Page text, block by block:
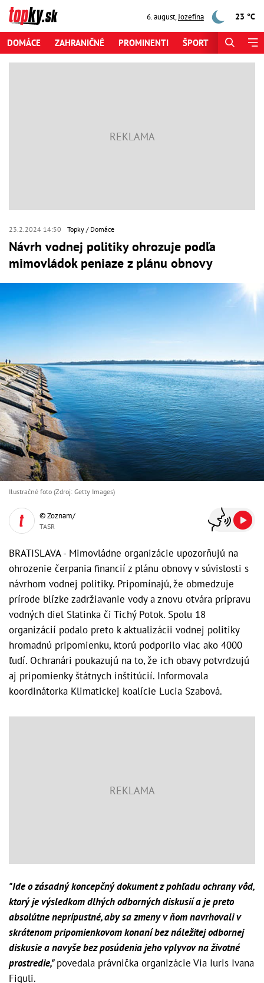
6. august,Jozefína 23 °C
DOMÁCE ZAHRANIČNÉ PROMINENTI ŠPORT
23.2.2024 14:50 Topky Domáce
Návrh vodnej politiky ohrozuje podľa
mimovládok peniaze z plánu obnovy
Ilustračné foto (Zdroj: Getty Images)
© Zoznam/
TASR
BRATISLAVA - Mimovládne organizácie upozorňujú na
ohrozenie čerpania financií z plánu obnovy v súvislosti s
návrhom vodnej politiky. Pripomínajú, že obmedzuje
prírode blízke zadržiavanie vody a znovu otvára prípravu
vodných diel Slatinka či Tichý Potok. Spolu 18
organizácií podalo preto k aktualizácii vodnej politiky
hromadnú pripomienku, ktorú podporilo viac ako 4000
ľudí. Ochranári poukazujú na to, že ich obavy potvrdzujú
aj pripomienky štátnych inštitúcií. Informovala
koordinátorka Klimatickej koalície Lucia Szabová.
"Ide o zásadný koncepčný dokument z pohľadu ochrany vôd,
ktorý je výsledkom dlhých odborných diskusií a je preto
absolútne neprípustné, aby sa zmeny v ňom navrhovali v
skrátenom pripomienkovom konaní bez náležitej odbornej
diskusie a navyše bez posúdenia jeho vplyvov na životné
prostredie,"povedala právnička organizácie Via Iuris Ivana
Figuli.